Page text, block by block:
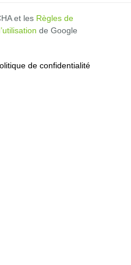
et les Règles de
de Google
de confidentialité